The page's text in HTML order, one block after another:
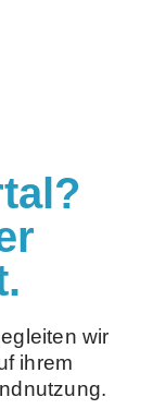
wir
ihrem